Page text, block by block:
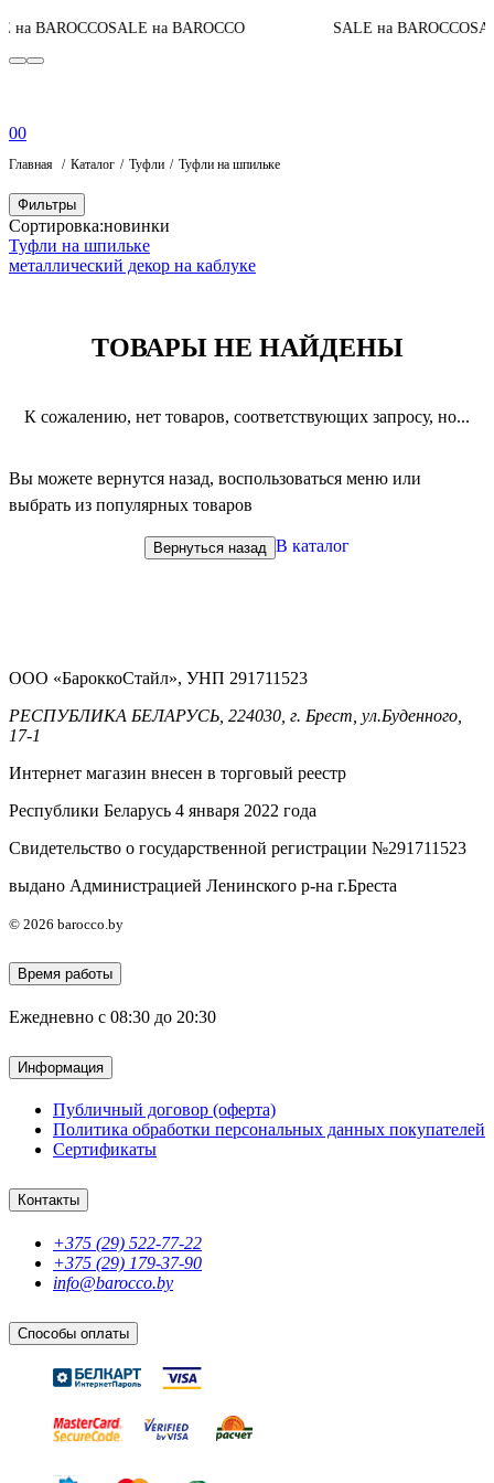
на BAROCCOSALE на BAROCCO SALE на BAROCCO
00
Главная Каталог Туфли Туфли на шпильке
Фильтры
Сортировка:новинки
Туфли на шпильке
металлический декор на каблуке
ТОВАРЫ НЕ НАЙДЕНЫ
К сожалению, нет товаров, соответствующих запросу, но...
Вы можете вернутся назад, воспользоваться меню или
выбрать из популярных товаров
Вернуться назад В каталог
ООО «БароккоСтайл», УНП 291711523
РЕСПУБЛИКА БЕЛАРУСЬ, 224030, г. Брест, ул.Буденного,
17-1
Интернет магазин внесен в торговый реестр
Республики Беларусь 4 января 2022 года
Свидетельство о государственной регистрации №291711523
выдано Администрацией Ленинского р-на г.Бреста
© 2026 barocco.by
Время работы
Ежедневно с 08:30 до 20:30
Информация
Публичный договор (оферта)
Политика обработки персональных данных покупателей
Сертификаты
Контакты
+375 (29) 522-77-22
+375 (29) 179-37-90
info@barocco.by
Способы оплаты